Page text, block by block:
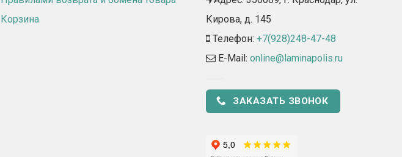
Корзина
Кирова, д. 145​
Телефон: +7(928)248-47-48
E-Mail: online@laminapolis.ru
ЗАКАЗАТЬ ЗВОНОК